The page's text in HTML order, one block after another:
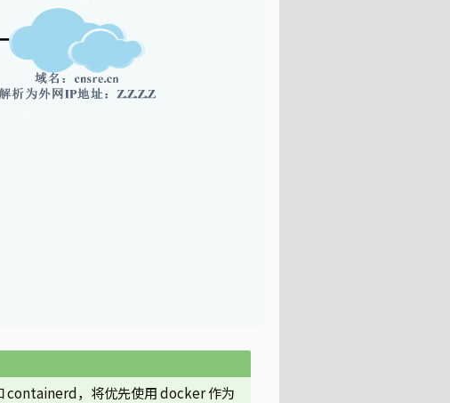
containerd，将优先使用 docker 作为